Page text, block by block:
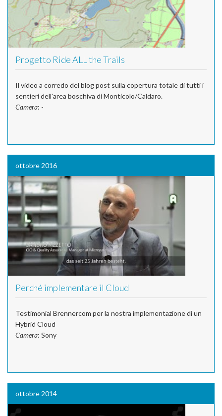
Progetto Ride ALL the Trails
Il video a corredo del blog post sulla copertura totale di tutti i
sentieri dell'area boschiva di Monticolo/Caldaro.
Camera: -
ottobre 2016
Perché implementare il Cloud
Testimonial Brennercom per la nostra implementazione di un
Hybrid Cloud
Camera: Sony
ottobre 2014